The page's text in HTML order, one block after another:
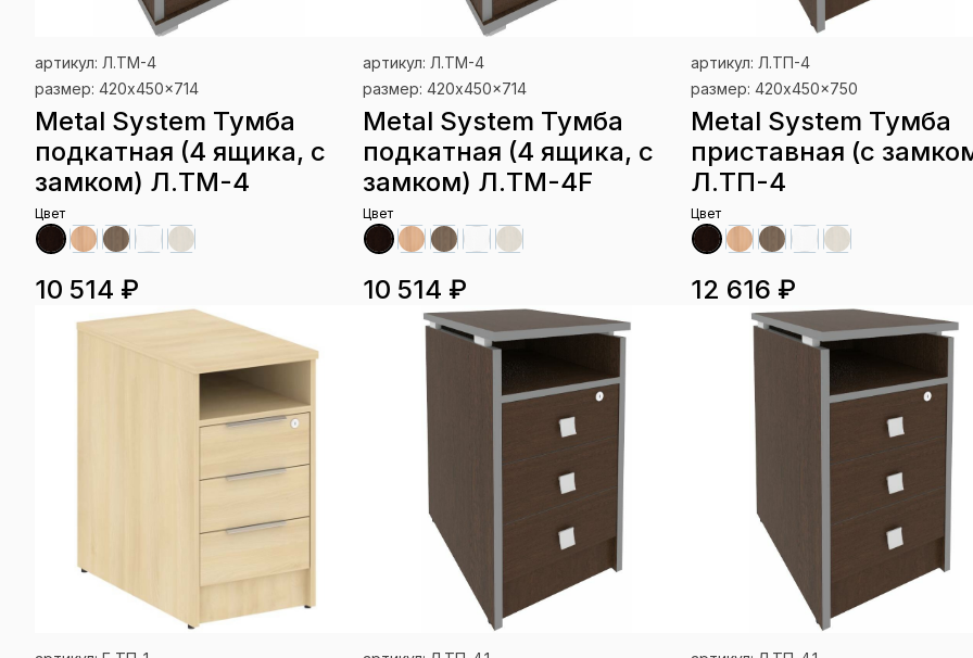
артикул: Л.ТМ-4
размер: 420x450x714
Metal System Тумба
подкатная (4 ящика, с
замком) Л.ТМ-4
Цвет
10 514 ₽
артикул: Л.ТМ-4
размер: 420x450x714
Metal System Тумба
подкатная (4 ящика, с
замком) Л.ТМ-4F
Цвет
10 514 ₽
артикул: Л.ТП-4
размер: 420x450x750
Metal System Тумба
приставная (с
Л.ТП-4
Цвет
12 616 ₽